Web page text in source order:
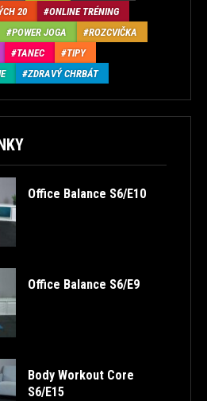
20
ONLINE TRÉNING
POWER JOGA
ROZCVIČKA
TANEC
TIPY
ZDRAVÝ CHRBÁT
Office Balance S6/E10
Office Balance S6/E9
Body Workout Core
S6/E15